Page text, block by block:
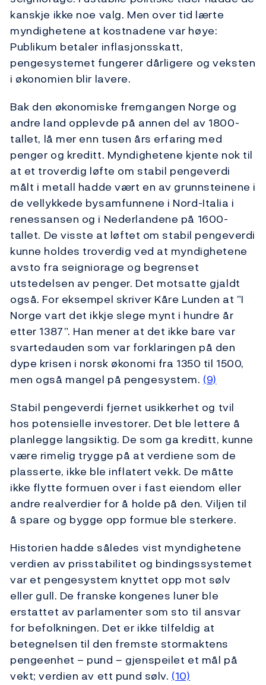
kanskje ikke noe valg. Men over tid lærte
myndighetene at kostnadene var høye:
Publikum betaler inflasjonsskatt,
pengesystemet fungerer dårligere og veksten
i økonomien blir lavere.
Bak den økonomiske fremgangen Norge og
andre land opplevde på annen del av 1800-
tallet, lå mer enn tusen års erfaring med
penger og kreditt. Myndighetene kjente nok til
at et troverdig løfte om stabil pengeverdi
målt i metall hadde vært en av grunnsteinene i
de vellykkede bysamfunnene i Nord-Italia i
renessansen og i Nederlandene på 1600-
tallet. De visste at løftet om stabil pengeverdi
kunne holdes troverdig ved at myndighetene
avsto fra seigniorage og begrenset
utstedelsen av penger. Det motsatte gjaldt
også. For eksempel skriver Kåre Lunden at ”I
Norge vart det ikkje slege mynt i hundre år
etter 1387”. Han mener at det ikke bare var
svartedauden som var forklaringen på den
dype krisen i norsk økonomi fra 1350 til 1500,
men også mangel på pengesystem. (9)
Stabil pengeverdi fjernet usikkerhet og tvil
hos potensielle investorer. Det ble lettere å
planlegge langsiktig. De som ga kreditt, kunne
være rimelig trygge på at verdiene som de
plasserte, ikke ble inflatert vekk. De måtte
ikke flytte formuen over i fast eiendom eller
andre realverdier for å holde på den. Viljen til
å spare og bygge opp formue ble sterkere.
Historien hadde således vist myndighetene
verdien av prisstabilitet og bindingssystemet
var et pengesystem knyttet opp mot sølv
eller gull. De franske kongenes luner ble
erstattet av parlamenter som sto til ansvar
for befolkningen. Det er ikke tilfeldig at
betegnelsen til den fremste stormaktens
pengeenhet – pund – gjenspeilet et mål på
vekt; verdien av ett pund sølv. (10)